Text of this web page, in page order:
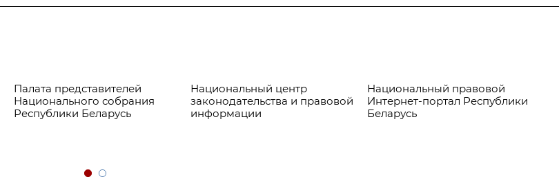
Палата представителей
Национального собрания
Республики Беларусь
Национальный центр
законодательства и правовой
информации
Национальный правовой
Интернет-портал Республики
Беларусь